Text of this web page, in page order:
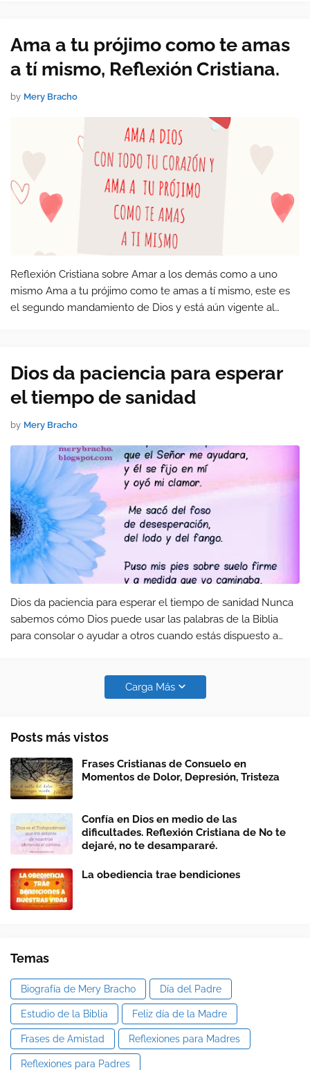
Ama a tu prójimo como te amas
a tí mismo, Reflexión Cristiana.
by Mery Bracho
Reflexión Cristiana sobre Amar a los demás como a uno
mismo Ama a tu prójimo como te amas a tí mismo, este es
el segundo mandamiento de Dios y está aún vigente al
Dios da paciencia para esperar
el tiempo de sanidad
by Mery Bracho
Dios da paciencia para esperar el tiempo de sanidad Nunca
sabemos cómo Dios puede usar las palabras de la Biblia
para consolar o ayudar a otros cuando estás dispuesto a
Carga Más
Posts más vistos
Frases Cristianas de Consuelo en
Momentos de Dolor, Depresión, Tristeza
Confía en Dios en medio de las
dificultades. Reflexión Cristiana de No te
dejaré, no te desampararé.
La obediencia trae bendiciones
Temas
Biografía de Mery Bracho Día del Padre
Estudio de la Biblia Feliz día de la Madre
Frases de Amistad Reflexiones para Madres
Reflexiones para Padres